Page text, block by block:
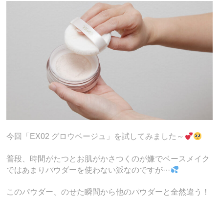
今回「EX02 グロウベージュ」を試してみました～
普段、時間がたつとお肌がかさつくのが嫌でベースメイク
ではあまりパウダーを使わない派なのですが···
このパウダー、のせた瞬間から他のパウダーと全然違う！